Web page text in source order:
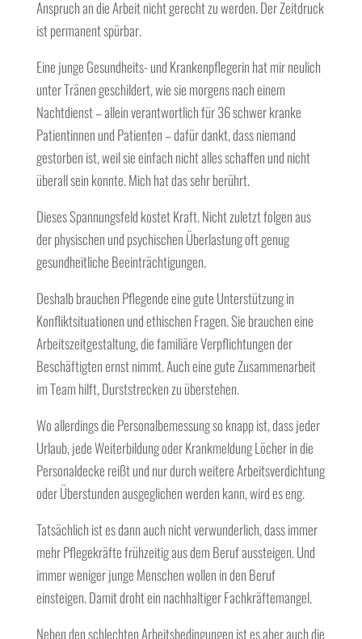
Anspruch an die Arbeit nicht gerecht zu werden. Der Zeitdruck
ist permanent spürbar.
Eine junge Gesundheits- und Krankenpflegerin hat mir neulich
unter Tränen geschildert, wie sie morgens nach einem
Nachtdienst – allein verantwortlich für 36 schwer kranke
Patientinnen und Patienten – dafür dankt, dass niemand
gestorben ist, weil sie einfach nicht alles schaffen und nicht
überall sein konnte. Mich hat das sehr berührt.
Dieses Spannungsfeld kostet Kraft. Nicht zuletzt folgen aus
der physischen und psychischen Überlastung oft genug
gesundheitliche Beeinträchtigungen.
Deshalb brauchen Pflegende eine gute Unterstützung in
Konfliktsituationen und ethischen Fragen. Sie brauchen eine
Arbeitszeitgestaltung, die familiäre Verpflichtungen der
Beschäftigten ernst nimmt. Auch eine gute Zusammenarbeit
im Team hilft, Durststrecken zu überstehen.
Wo allerdings die Personalbemessung so knapp ist, dass jeder
Urlaub, jede Weiterbildung oder Krankmeldung Löcher in die
Personaldecke reißt und nur durch weitere Arbeitsverdichtung
oder Überstunden ausgeglichen werden kann, wird es eng.
Tatsächlich ist es dann auch nicht verwunderlich, dass immer
mehr Pflegekräfte frühzeitig aus dem Beruf aussteigen. Und
immer weniger junge Menschen wollen in den Beruf
einsteigen. Damit droht ein nachhaltiger Fachkräftemangel.
Neben den schlechten Arbeitsbedingungen ist es aber auch die